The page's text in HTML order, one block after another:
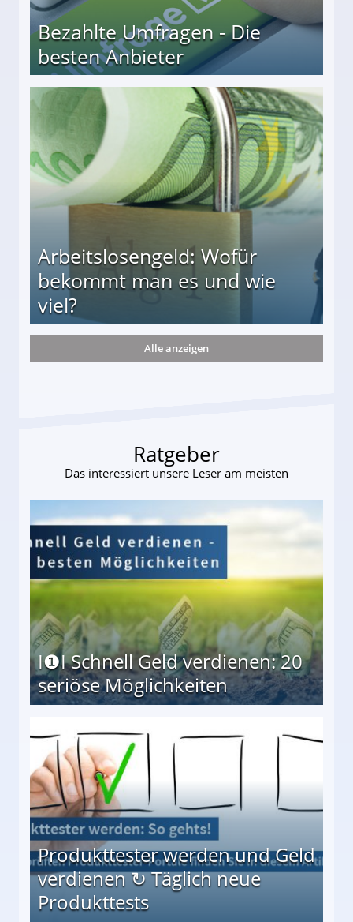
Bezahlte Umfragen - Die
besten Anbieter
Arbeitslosengeld: Wofür
bekommt man es und wie
viel?
und wie viel?
Alle anzeigen
Ratgeber
Das interessiert unsere Leser am meisten
I❶I Schnell Geld verdienen: 20
seriöse Möglichkeiten
Produkttester werden und Geld
verdienen ↻ Täglich neue
Produkttests